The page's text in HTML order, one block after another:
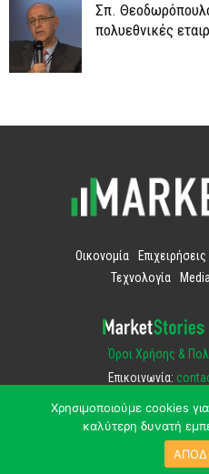
Σπ.
πολυεθνικές
Οικονομία Επιχειρήσεις
Τεχνολογία
Όροι Χρήσης &
Επικοινωνία:
Χρησιμοποιούμε cookies
καλύτερη δυνατή